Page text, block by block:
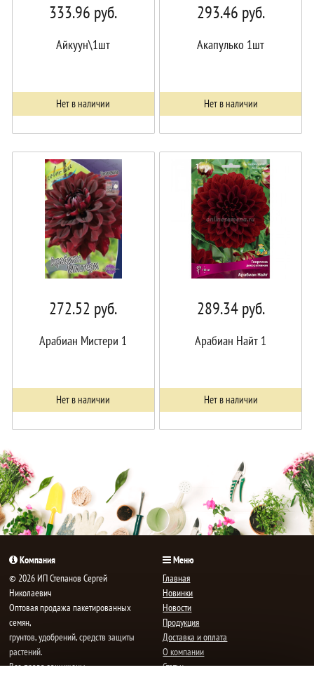
333.96 руб.
Айкуун\1шт
Нет в наличии
293.46 руб.
Акапулько 1шт
Нет в наличии
272.52 руб.
Арабиан Мистери 1
Нет в наличии
289.34руб.
Арабиан Найт 1
Нет в наличии
Компания
© 2026 ИП Степанов Сергей
Николаевич
Oптовая продажа пакетированных
семян,
грунтов, удобрений, средств защиты
растений.
Все права защищены.
Меню
Главная
Новинки
Новости
Продукция
Доставка и оплата
О компании
Статьи